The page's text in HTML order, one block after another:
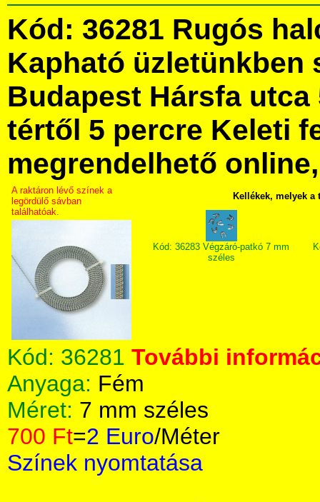
Kód: 36281 Rugós
Kapható üzletünkben
Budapest Hársfa utca
tértől 5 percre Keleti
megrendelhető
A raktáron lévő színek a
legördülő sávban
találhatóak.
Kellékek, melyek
Kód: 36283 Végzáró-patkó 7 mm
széles
Kód: 36281 További
Anyaga: Fém
Méret: 7 mm széles
700 Ft=2 Euro/Méter
Színek nyomtatása